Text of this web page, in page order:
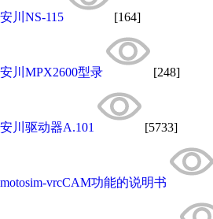
安川NS-115 [164]
安川MPX2600型录 [248]
安川驱动器A.101 [5733]
motosim-vrcCAM功能的说明书